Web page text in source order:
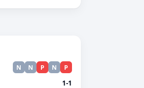
N N P N P
1-1